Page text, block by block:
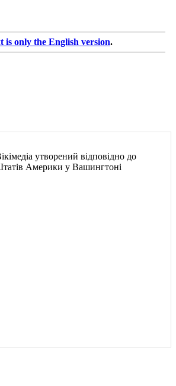
is only the English version.
утворений відповідно до
Америки у Вашингтоні